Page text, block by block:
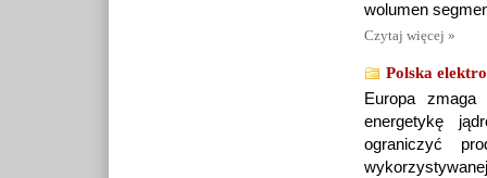
wolumen
Czytaj więcej »
Polska
Europa
energetykę
ograniczyć